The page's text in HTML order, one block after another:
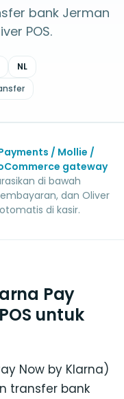
bank Jerman
POS.
NL
/ Mollie /
gateway
di bawah
dan Oliver
di kasir.
Pay
untuk
Now by Klarna)
transfer bank